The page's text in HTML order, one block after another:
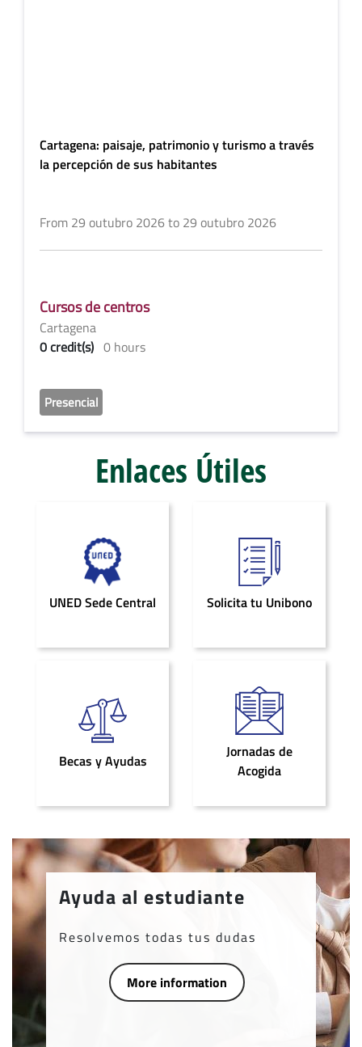
Cartagena: paisaje, patrimonio y turismo a través
la percepción de sus habitantes
From 29 outubro 2026 to 29 outubro 2026
Cursos de centros
Cartagena
0 credit(s) 0 hours
Presencial
Enlaces Útiles
UNED Sede Central Solicita tu Unibono
Becas y Ayudas
Jornadas de
Acogida
Ayuda al estudiante
Resolvemos todas tus dudas
More information